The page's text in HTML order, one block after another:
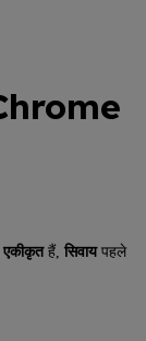
एकीकृतहैं, सिवायपहले